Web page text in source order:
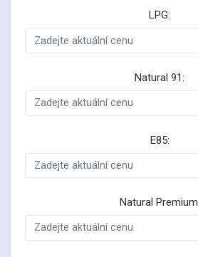
LPG:
Natural 91:
E85:
Natural